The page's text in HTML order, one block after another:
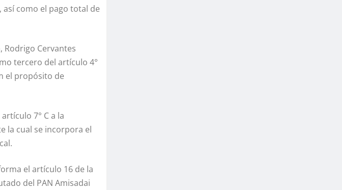
así como el pago total de
Cervantes
tercero del artículo 4°
el propósito de
7° C a la
la cual se incorpora el
el artículo 16 de la
del PAN Amisadai